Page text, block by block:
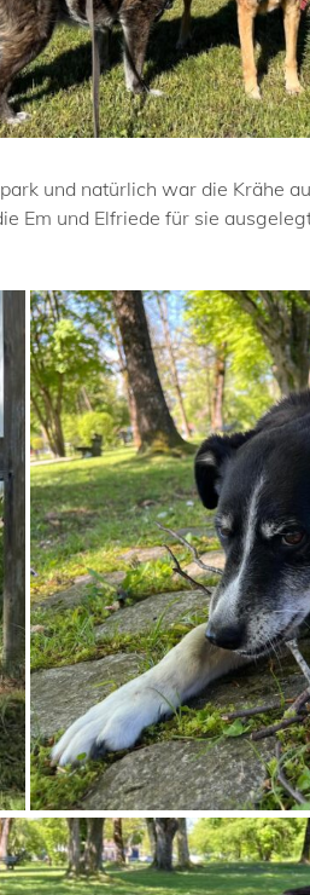
und natürlich war die Krähe
Em und Elfriede für sie